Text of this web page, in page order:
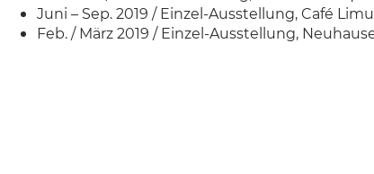
Juni – Sep. 2019 / Einzel-Ausstellung, Café
Feb. / März 2019 / Einzel-Ausstellung,